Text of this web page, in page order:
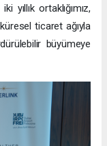
ortaklığımız,
ticaret ağıyla
büyümeye